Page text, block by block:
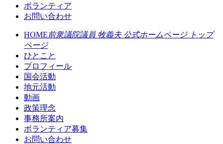
ボランティア
お問い合わせ
HOME前衆議院議員 牧義夫 公式ホームページ トップ
ページ
ひとこと
プロフィール
国会活動
地元活動
動画
政策理念
事務所案内
ボランティア募集
お問い合わせ